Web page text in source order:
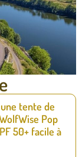
tente de
Pop
50+ facile à